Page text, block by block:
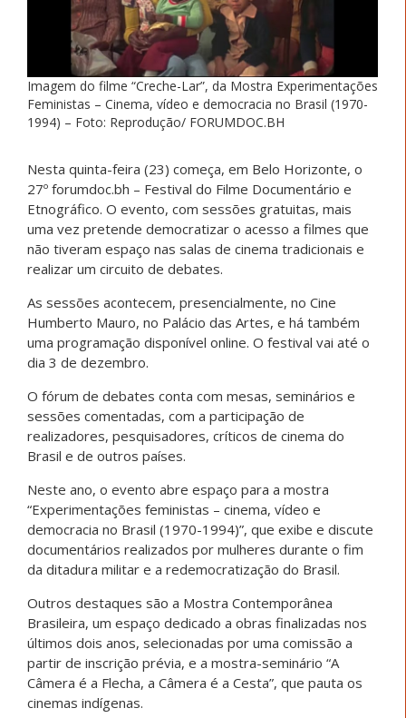
Imagem do filme “Creche-Lar”, da Mostra Experimentações
Feministas – Cinema, vídeo e democracia no Brasil (1970-
1994) – Foto: Reprodução/ FORUMDOC.BH
Nesta quinta-feira (23) começa, em Belo Horizonte, o
27º forumdoc.bh – Festival do Filme Documentário e
Etnográfico. O evento, com sessões gratuitas, mais
uma vez pretende democratizar o acesso a filmes que
não tiveram espaço nas salas de cinema tradicionais e
realizar um circuito de debates.
As sessões acontecem, presencialmente, no Cine
Humberto Mauro, no Palácio das Artes, e há também
uma programação disponível online. O festival vai até o
dia 3 de dezembro.
O fórum de debates conta com mesas, seminários e
sessões comentadas, com a participação de
realizadores, pesquisadores, críticos de cinema do
Brasil e de outros países.
Neste ano, o evento abre espaço para a mostra
“Experimentações feministas – cinema, vídeo e
democracia no Brasil (1970-1994)”, que exibe e discute
documentários realizados por mulheres durante o fim
da ditadura militar e a redemocratização do Brasil.
Outros destaques são a Mostra Contemporânea
Brasileira, um espaço dedicado a obras finalizadas nos
últimos dois anos, selecionadas por uma comissão a
partir de inscrição prévia, e a mostra-seminário “A
Câmera é a Flecha, a Câmera é a Cesta”, que pauta os
cinemas indígenas.